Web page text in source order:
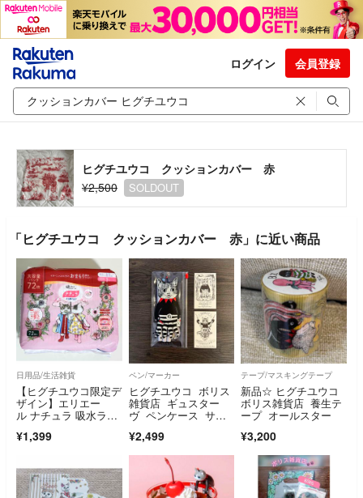
ログイン 会員登録
ヒグチユウコ クッションカバー 赤
¥2,500
SOLDOUT
「ヒグチユウコ クッションカバー 赤」に近い商品
日用品/生活雑貨
【ヒグチユウコ限定デ
ザイン】エリエー
ル ナチュラ 吸水ライ
¥1,399
ペン/マーカー
ヒグチユウコ ボリス
雑貨店 ギュスター
ヴ ペンケース サー
¥2,499
テープ/マスキングテープ
新品☆ ヒグチユウコ
ボリス雑貨店 養生テ
ープ オールスター
¥3,200